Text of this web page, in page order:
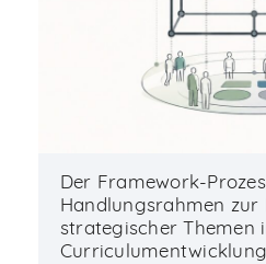
Der Framework-
Handlungsrahmen
strategischer Themen
Curriculumentwicklung